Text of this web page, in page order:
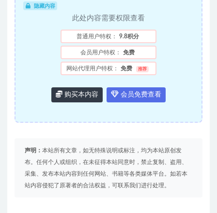
隐藏内容
此处内容需要权限查看
普通用户特权： 9.8积分
会员用户特权： 免费
网站代理用户特权： 免费 推荐
购买本内容 会员免费查看
声明： 本站所有文章，如无特殊说明或标注，均为本站原创发
布。任何个人或组织，在未征得本站同意时，禁止复制、盗用、
采集、发布本站内容到任何网站、书籍等各类媒体平台。如若本
站内容侵犯了原著者的合法权益，可联系我们进行处理。